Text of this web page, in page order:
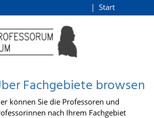
Start
Fachgebiete browsen
können Sie die Professoren und
nach Ihrem Fachgebiet